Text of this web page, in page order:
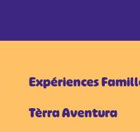
Expériences
Tèrra Aventura